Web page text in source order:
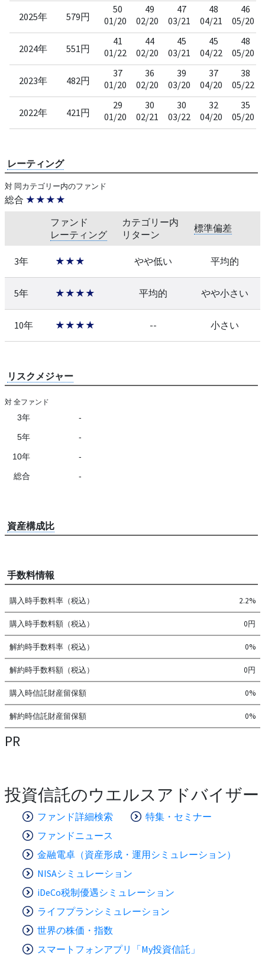
2025年 579円
50
01/20
49
02/20
47
03/21
48
04/21
46
05/20
2024年 551円
41
01/22
44
02/20
45
03/21
45
04/22
48
05/20
2023年 482円
37
01/20
36
02/20
39
03/20
37
04/20
38
05/22
2022年 421円
29
01/20
30
02/21
30
03/22
32
04/20
35
05/20
レーティング
対 同カテゴリー内のファンド
総合 ★★★★
ファンド
レーティング
カテゴリー内
リターン
標準偏差
3年 ★★★ やや低い 平均的
5年 ★★★★ 平均的 やや小さい
10年 ★★★★ -- 小さい
リスクメジャー
対 全ファンド
3年 -
5年 -
10年 -
総合 -
資産構成比
手数料情報
購入時手数料率（税込） 2.2%
購入時手数料額（税込） 0円
解約時手数料率（税込） 0%
解約時手数料額（税込） 0円
購入時信託財産留保額 0%
解約時信託財産留保額 0%
PR
投資信託のウエルスアドバイザー
ファンド詳細検索
特集・セミナー
ファンドニュース
金融電卓（資産形成・運用シミュレーション）
NISAシミュレーション
iDeCo税制優遇シミュレーション
ライフプランシミュレーション
世界の株価・指数
スマートフォンアプリ「My投資信託」